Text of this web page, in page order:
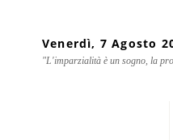
Venerdì, 7 Agosto
"L'imparzialità è un sogno, la